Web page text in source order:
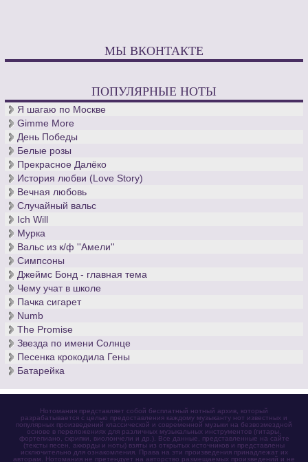
МЫ ВКОНТАКТЕ
ПОПУЛЯРНЫЕ НОТЫ
Я шагаю по Москве
Gimme More
День Победы
Белые розы
Прекрасное Далёко
История любви (Love Story)
Вечная любовь
Случайный вальс
Ich Will
Мурка
Вальс из к/ф ''Амели''
Симпсоны
Джеймс Бонд - главная тема
Чему учат в школе
Пачка сигарет
Numb
The Promise
Звезда по имени Солнце
Песенка крокодила Гены
Батарейка
Нотомания представляет собой бесплатный нотный архив, который
разрабатывается с целью предоставления каждому музыканту нот известных и
популярных произведений классической и современной музыки на безвозмездной
основе в переложениях для различных музыкальных инструментов (гитары,
фортепиано, скрипки, виолончели и др.). Все данные, представленные на сайте
(тексты песен, аккорды и ноты) взяты из открытых источников и представлены
исключительно для ознакомления. Права на эти произведения принадлежат их
авторам. Нотомания не претендует на авторство размещаемых произведений и не